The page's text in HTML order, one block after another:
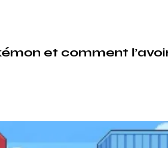
et comment